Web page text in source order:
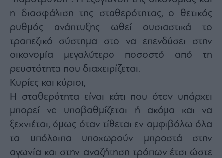
η διασφάλιση της σταθερότητας, ο θετικός
ρυθμός ανάπτυξης ωθεί ουσιαστικά το
τραπεζικό σύστημα στο να επενδύσει στην
οικονομία μεγαλύτερο ποσοστό από τη
ρευστότητα που διαχειρίζεται.
Κυρίες και κύριοι,
Η σταθερότητα είναι κάτι που όταν υπάρχει
μπορεί να υποβαθμίζεται ή ακόμα και να
ξεχνιέται, όμως όταν τίθεται εν αμφιβόλω όλα
τα υπόλοιπα υποχωρούν μπροστά στην
αγωνία και στην αναζήτηση τρόπων έτσι ώστε